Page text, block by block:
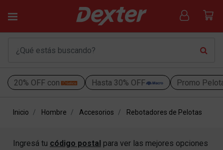
20% OFF con Hasta 30% OFF Promo
Inicio Hombre Accesorios Rebotadores de Pelotas
Ingresá tu código postal para ver las mejores opciones